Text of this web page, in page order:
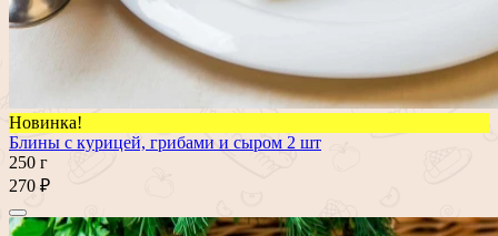
Новинка!
Блины с курицей, грибами и сыром 2 шт
250 г
270 ₽